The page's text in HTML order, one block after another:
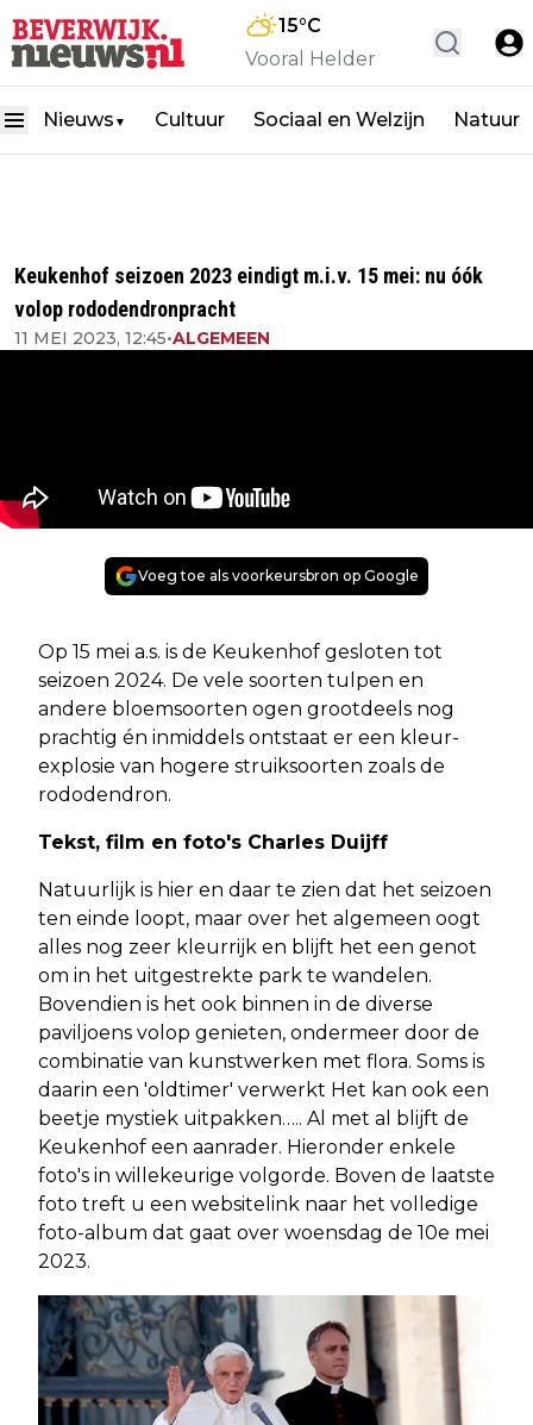
15°C
Vooral Helder
Nieuws ▼ Cultuur Sociaal en Welzijn Natuur
Keukenhof seizoen 2023 eindigt m.i.v. 15 mei: nu óók
volop rododendronpracht
11 MEI 2023, 12:45•ALGEMEEN
Voeg toe als voorkeursbron op Google
Op 15 mei a.s. is de Keukenhof gesloten tot
seizoen 2024. De vele soorten tulpen en
andere bloemsoorten ogen grootdeels nog
prachtig én inmiddels ontstaat er een kleur-
explosie van hogere struiksoorten zoals de
rododendron.
Tekst, film en foto's Charles Duijff
Natuurlijk is hier en daar te zien dat het seizoen
ten einde loopt, maar over het algemeen oogt
alles nog zeer kleurrijk en blijft het een genot
om in het uitgestrekte park te wandelen.
Bovendien is het ook binnen in de diverse
paviljoens volop genieten, ondermeer door de
combinatie van kunstwerken met flora. Soms is
daarin een 'oldtimer' verwerkt Het kan ook een
beetje mystiek uitpakken….. Al met al blijft de
Keukenhof een aanrader. Hieronder enkele
foto's in willekeurige volgorde. Boven de laatste
foto treft u een websitelink naar het volledige
foto-album dat gaat over woensdag de 10e mei
2023.